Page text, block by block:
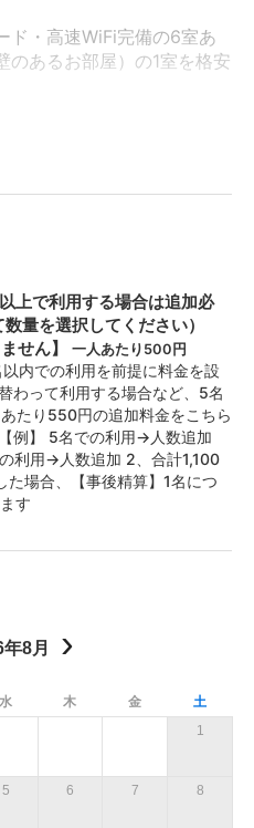
ド・高速WiFi完備の6室あ
のあるお部屋）の1室を格安
控え室、撮影会、趣味・習
ますので、大きな声や奇
は禁止です。
とや移動することはできま
ただけます。
上で利用する場合は追加必
量を選択してください）
せん】
一人あたり500円
内での利用を前提に料金を設
わって利用する場合など、5名
たり550円の追加料金をこちら
例】 5名での利用→人数追加
利用→人数追加 2、合計1,100
場合、【事後精算】1名につ
す
8月 ›
水 木 金
土
1
5 6 7 8